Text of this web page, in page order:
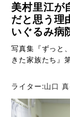
美村里江が
だと思う
いぐるみ病
写真集『ずっと
きた家族たち』
ライター:山口